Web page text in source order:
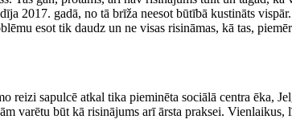
2017. gadā, no tā brīža neesot būtībā kustināts
esot tik daudz un ne visas risināmas, kā tas,
sapulcē atkal tika pieminēta sociālā centra ēka,
varētu būt kā risinājums arī ārsta praksei.